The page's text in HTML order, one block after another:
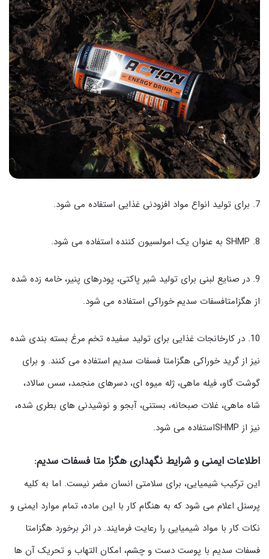
7. برای تولید انواع مواد افزودنی غذایی استفاده می شود.
8. SHMP به عنوان یک امولسیون کننده استفاده می شود.
9. در صنایع لبنی برای تولید شیر پاکتی، پودرهای پنیر، خامه زده شده
از هگزامتافسفات سدیم خوراکی استفاده می شود.
10. در کارخانجات غذایی برای تولید سفیده تخم مرغ بسته بندی شده
نیز از گرید خوراکی هگزامتا فسفات سدیم استفاده می کنند. و برای
گوشت گاو، فیله ماهی، ژله میوه ای، دسرهای منجمد، سس سالاد،
شاه ماهی، غلات صبحانه، بستنی، آبجو و نوشیدنی های بطری شده،
نیز از SHMPاستفاده می شود.
اطلاعات ایمنی و شرایط نگهداری هگزا متا فسفات سدیم:
این ترکیب شیمیایی، برای سلامتی انسان مضر نیست. اما به کلیه
پرسنل اعلام می شود که به هنگام کار با این ماده، تمام موارد ایمنی و
نکات کار با مواد شیمیایی را رعایت فرمایند. در اثر برخورد هگزامتا
فسفات سدیم با پوست دست و چشم، امکان التهاب و تحریک آن ها